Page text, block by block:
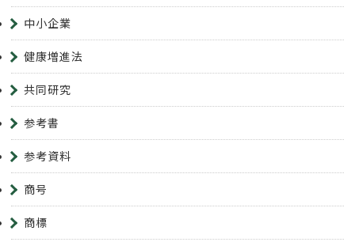
中小企業
健康増進法
共同研究
参考書
参考資料
商号
商標